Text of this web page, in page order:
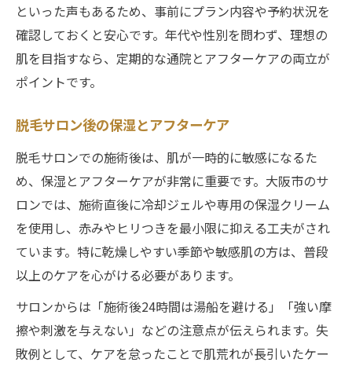
といった声もあるため、事前にプラン内容や予約状況を
確認しておくと安心です。年代や性別を問わず、理想の
肌を目指すなら、定期的な通院とアフターケアの両立が
ポイントです。
脱毛サロン後の保湿とアフターケア
脱毛サロンでの施術後は、肌が一時的に敏感になるた
め、保湿とアフターケアが非常に重要です。大阪市のサ
ロンでは、施術直後に冷却ジェルや専用の保湿クリーム
を使用し、赤みやヒリつきを最小限に抑える工夫がされ
ています。特に乾燥しやすい季節や敏感肌の方は、普段
以上のケアを心がける必要があります。
サロンからは「施術後24時間は湯船を避ける」「強い摩
擦や刺激を与えない」などの注意点が伝えられます。失
敗例として、ケアを怠ったことで肌荒れが長引いたケー